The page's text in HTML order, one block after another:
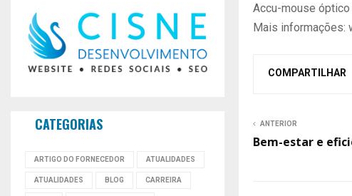
Accu-mouse
Mais informações:
COMPARTILHAR
ANTERIOR
Bem-estar e
CATEGORIAS
ARTIGO DO FORNECEDOR ATUALIDADES
ATUALIDADES BLOG CARREIRA